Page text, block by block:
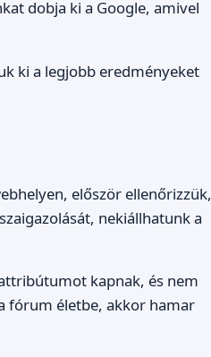
dobja ki a Google, amivel
ki a legjobb eredményeket
először ellenőrizzük,
nekiállhatunk a
kapnak, és nem
fórum életbe, akkor hamar